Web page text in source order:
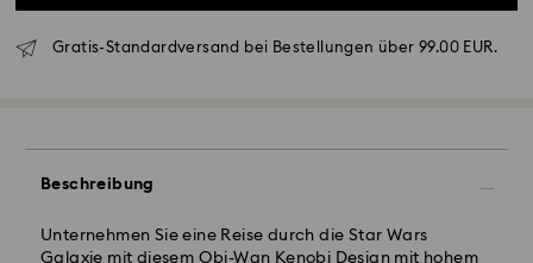
Gratis-Standardversand bei Bestellungen über 99.00 EUR.
Beschreibung
Unternehmen Sie eine Reise durch die Star Wars
Galaxie mit diesem Obi-Wan Kenobi Design mit hohem
Bestellungen, die montags bis freitags bis spätestens
Standard Versandkosten: EUR 6.95
Kostenloser Standardversand bei einem Einkauf über: